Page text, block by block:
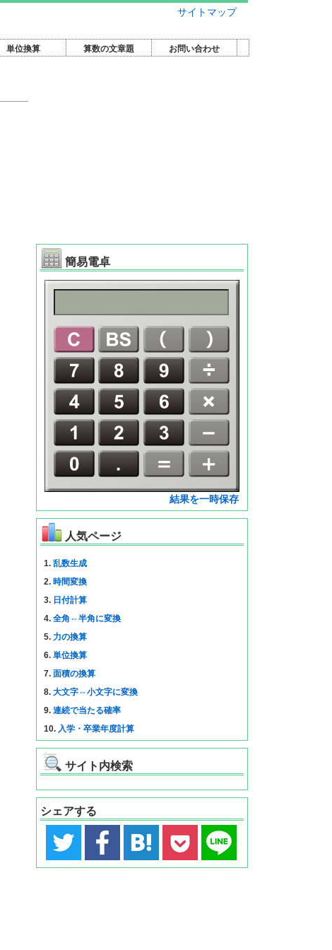
サイトマップ
単位換算 算数の文章題 お問い合わせ
簡易電卓
結果を一時保存
人気ページ
1. 乱数生成
2. 時間変換
3. 日付計算
4. 全角⇔半角に変換
5. 力の換算
6. 単位換算
7. 面積の換算
8. 大文字⇔小文字に変換
9. 連続で当たる確率
10. 入学・卒業年度計算
サイト内検索
シェアする